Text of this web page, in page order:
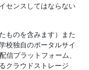
センスしてはならない
ものを含みます）また
校独自のポータルサイ
信プラットフォーム、
クラウドストレージ